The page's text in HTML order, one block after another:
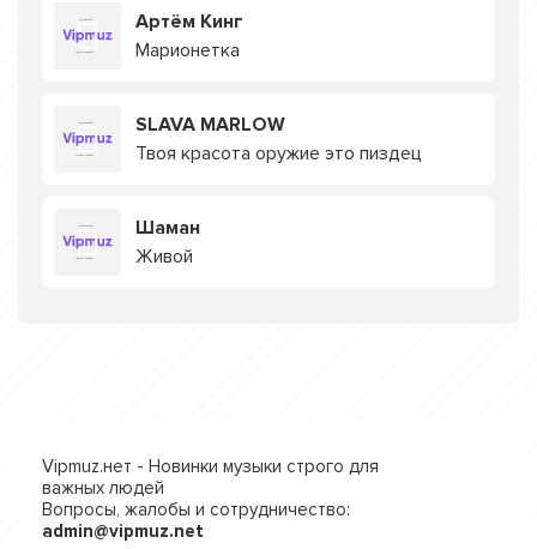
Артём Кинг
Марионетка
SLAVA MARLOW
Твоя красота оружие это пиздец
Шаман
Живой
Vipmuz.нет - Новинки музыки строго для
важных людей
Вопросы, жалобы и сотрудничество:
admin@vipmuz.net